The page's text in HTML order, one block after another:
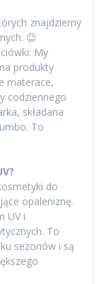
znajdziemy
😉
My
produkty
materace,
codziennego
składana
To
do
opaleniznę.
UV i
To
sezonów i są